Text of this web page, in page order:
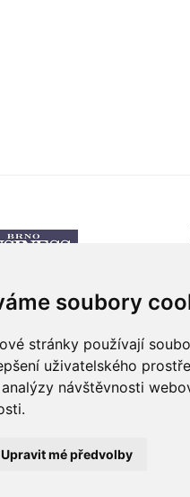
soubory
stránky používají
uživatelského
návštěvnosti
Upravit mé předvolby
Brno větší Příjemné cestování